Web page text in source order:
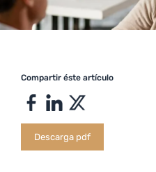
Compartir éste artículo
Descarga pdf